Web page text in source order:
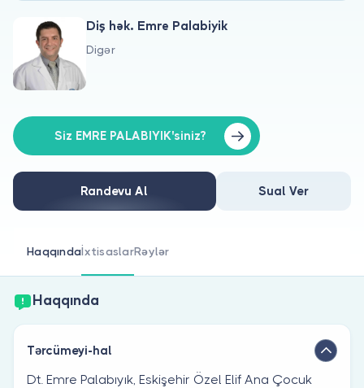
Haqqımızda
Xəstələr üçün
Həkimlər üçün
Diş hək. Emre Palabiyik
Digər
Siz EMRE PALABIYIK'siniz?
Randevu Al Sual Ver
HaqqındaİxtisaslarRəylər
Haqqında
Tərcümeyi-hal
Dt. Emre Palabıyık, Eskişehir Özel Elif Ana Çocuk